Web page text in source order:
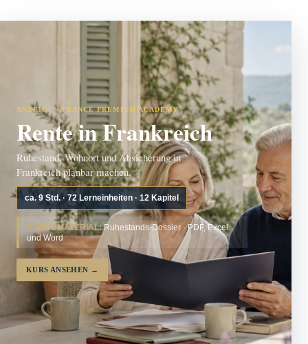
ANZEIGE · FRANCE PREMIUM ACADEMY
Rente in Frankreich
Ruhestand, Wohnort und Absicherung in
Frankreich planbar machen.
ca. 9 Std. · 72 Lerneinheiten · 12 Kapitel
BONUSMATERIAL:Ruhestands-Dossier · PDF, Excel
und Word
KURS ANSEHEN →